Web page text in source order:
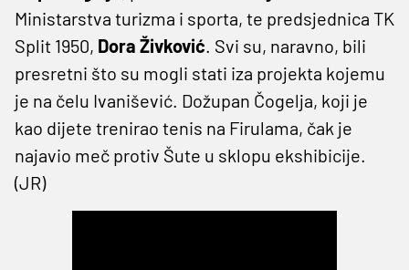
Ministarstva turizma i sporta, te predsjednica TK
Split 1950, Dora Živković. Svi su, naravno, bili
presretni što su mogli stati iza projekta kojemu
je na čelu Ivanišević. Dožupan Čogelja, koji je
kao dijete trenirao tenis na Firulama, čak je
najavio meč protiv Šute u sklopu ekshibicije.
(JR)